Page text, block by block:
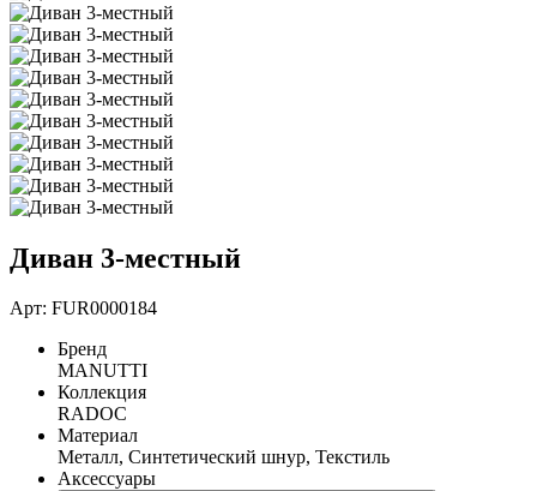
Диван 3-местный
Арт: FUR0000184
Бренд
MANUTTI
Коллекция
RADOC
Материал
Металл, Синтетический шнур, Текстиль
Аксессуары